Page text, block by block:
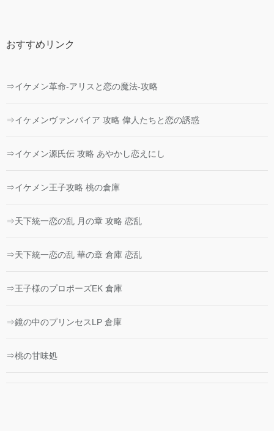
おすすめリンク
⇒イケメン革命-アリスと恋の魔法-攻略
⇒イケメンヴァンパイア 攻略 偉人たちと恋の誘惑
⇒イケメン源氏伝 攻略 あやかし恋えにし
⇒イケメン王子攻略 桃の倉庫
⇒天下統一恋の乱 月の章 攻略 恋乱
⇒天下統一恋の乱 華の章 倉庫 恋乱
⇒王子様のプロポーズEK 倉庫
⇒鏡の中のプリンセスLP 倉庫
⇒桃の甘味処